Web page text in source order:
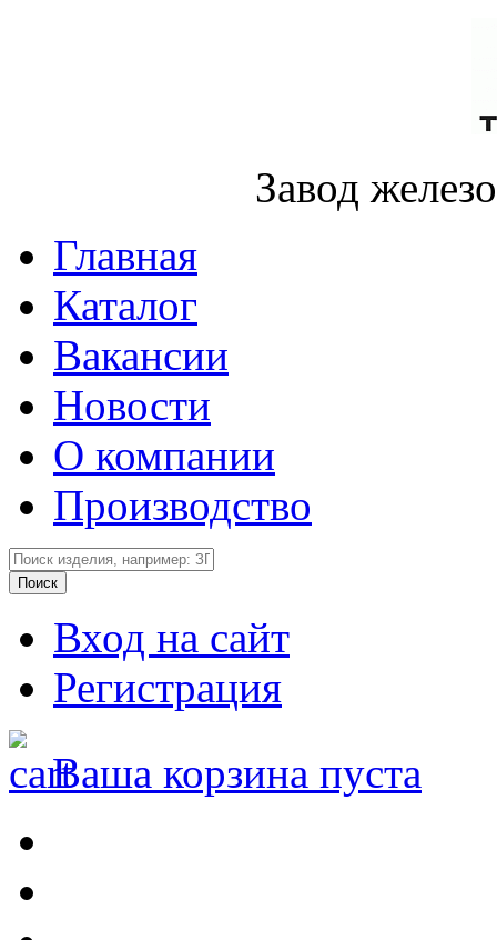
Завод
Главная
Каталог
Вакансии
Новости
О компании
Производство
Вход на сайт
Регистрация
Ваша корзина пуста